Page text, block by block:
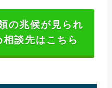
の兆候が見られ
談先はこちら